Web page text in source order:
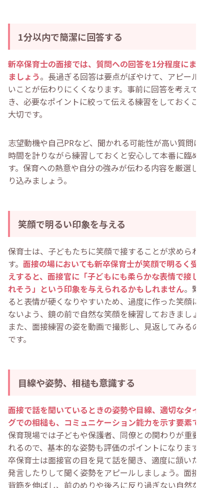
1分以内で簡潔に回答する
新卒保育士の面接では、質問への回答を1分程度にまとめ
ましょう。長過ぎる回答は要点がぼやけて、アピールした
いことが伝わりにくくなります。事前に回答を考えてお
き、必要なポイントに絞って伝える練習をしておくことが
大切です。
志望動機や自己PRなど、聞かれる可能性が高い質問は、
時間を計りながら練習しておくと安心して本番に臨めま
す。保育への熱意や自分の強みが伝わる内容を厳選して盛
り込みましょう。
笑顔で明るい印象を与える
保育士は、子どもたちに笑顔で接することが求められま
す。 面接の場においても新卒保育士が笑顔で明るく受け答
えすると、面接官に「子どもにも柔らかな表情で接してく
れそう」という印象を与えられるかもしれません。緊張す
ると表情が硬くなりやすいため、過度に作った笑顔になら
ないよう、鏡の前で自然な笑顔を練習しておきましょう。
また、面接練習の姿を動画で撮影し、見返してみるのも手
です。
目線や姿勢、相槌も意識する
面接で話を聞いているときの姿勢や目線、適切なタイミン
グでの相槌も、コミュニケーション能力を示す要素です
保育現場では子どもや保護者、同僚との関わりが重要視さ
れるので、基本的な姿勢も評価のポイントになります。新
卒保育士は面接官の目を見て話を聞き、適度に頷いたり、
発言したりして聞く姿勢をアピールしましょう。面接中は
背筋を伸ばし、前のめりや後ろに反り過ぎない自然な状態